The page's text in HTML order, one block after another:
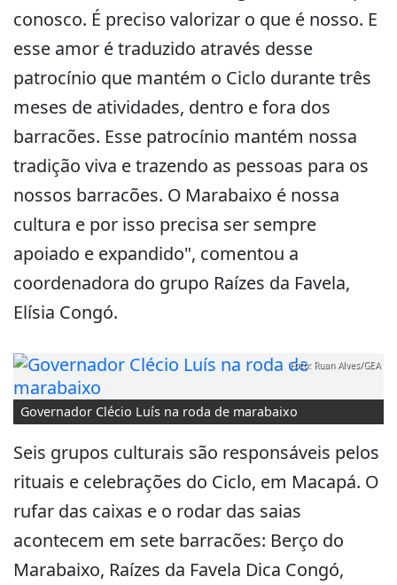
conosco. É preciso valorizar o que é nosso. E
esse amor é traduzido através desse
patrocínio que mantém o Ciclo durante três
meses de atividades, dentro e fora dos
barracões. Esse patrocínio mantém nossa
tradição viva e trazendo as pessoas para os
nossos barracões. O Marabaixo é nossa
cultura e por isso precisa ser sempre
apoiado e expandido", comentou a
coordenadora do grupo Raízes da Favela,
Elísia Congó.
Governador Clécio Luís na roda de marabaixo
Foto: Ruan Alves/GEA
Seis grupos culturais são responsáveis pelos
rituais e celebrações do Ciclo, em Macapá. O
rufar das caixas e o rodar das saias
acontecem em sete barracões: Berço do
Marabaixo, Raízes da Favela Dica Congó,